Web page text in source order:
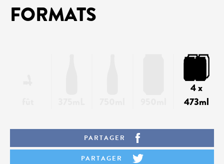
FORMATS
4 x
473ml
PARTAGER
PARTAGER